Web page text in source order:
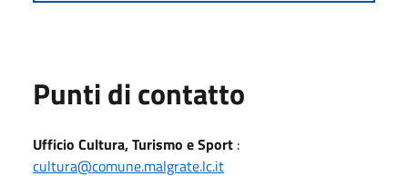
Punti di contatto
Ufficio Cultura, Turismo e Sport :
cultura@comune.malgrate.lc.it